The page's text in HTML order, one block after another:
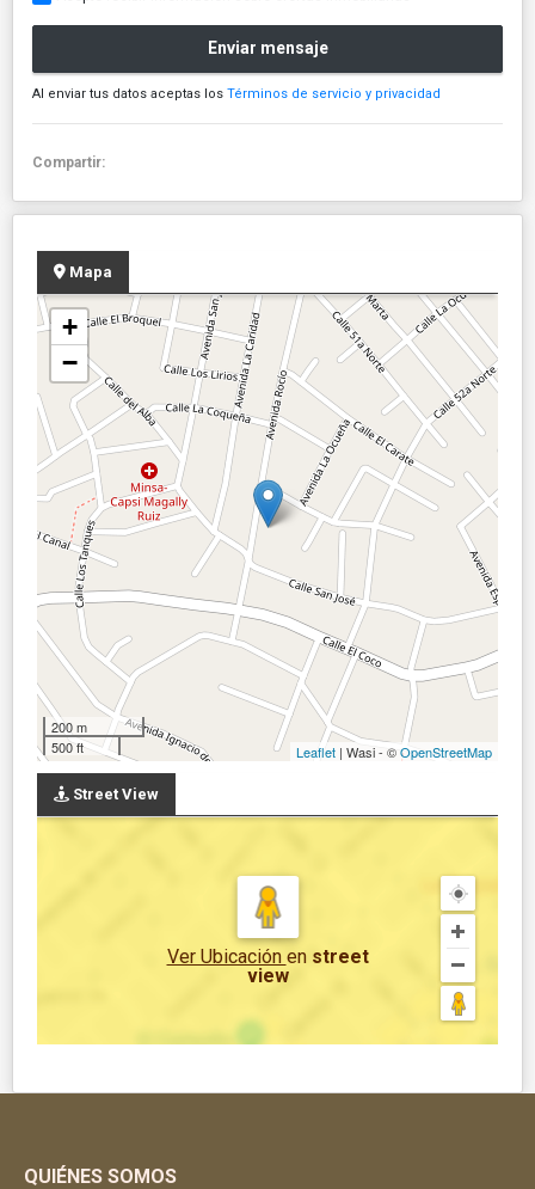
Enviar mensaje
Al enviar tus datos aceptas los Términos de servicio y privacidad
Compartir:
Mapa
+
−
200 m
500 ft
Leaflet | Wasi - ©OpenStreetMap
Street View
Ver Ubicación en street
view
QUIÉNES SOMOS